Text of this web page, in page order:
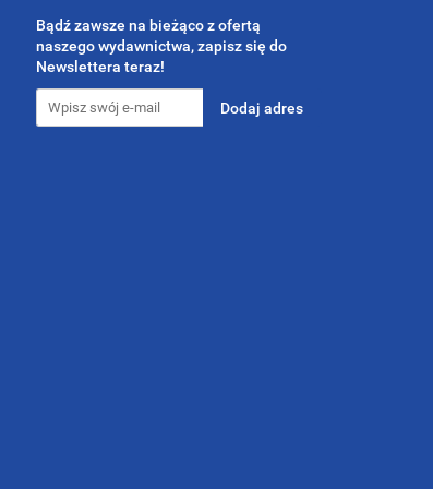
Bądź zawsze na bieżąco z ofertą
naszego wydawnictwa, zapisz się do
Newslettera teraz!